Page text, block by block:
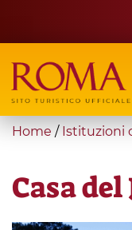
main
content
Search
form
Cerca
You
here
Home / Istituzioni
Casa del